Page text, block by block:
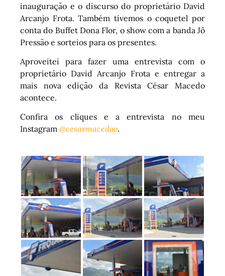
inauguração e o discurso do proprietário David
Arcanjo Frota. Também tivemos o coquetel por
conta do Buffet Dona Flor, o show com a banda Jô
Pressão e sorteios para os presentes.
Aproveitei para fazer uma entrevista com o
proprietário David Arcanjo Frota e entregar a
mais nova edição da Revista César Macedo
acontece.
Confira os cliques e a entrevista no meu
Instagram @cesarmacedoo.